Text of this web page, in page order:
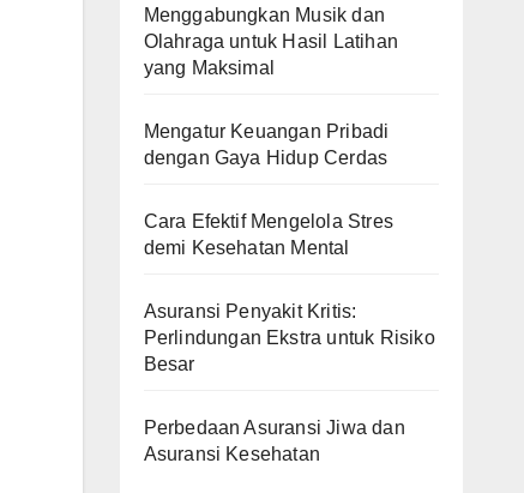
Menggabungkan Musik dan
Olahraga untuk Hasil Latihan
yang Maksimal
Mengatur Keuangan Pribadi
dengan Gaya Hidup Cerdas
Cara Efektif Mengelola Stres
demi Kesehatan Mental
Asuransi Penyakit Kritis:
Perlindungan Ekstra untuk Risiko
Besar
Perbedaan Asuransi Jiwa dan
Asuransi Kesehatan